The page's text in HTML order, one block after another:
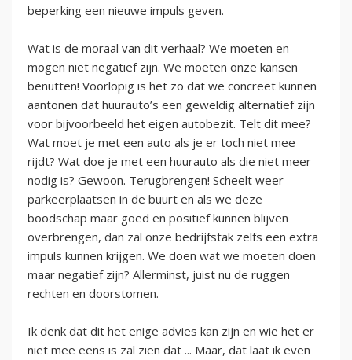
beperking een nieuwe impuls geven.
Wat is de moraal van dit verhaal? We moeten en
mogen niet negatief zijn. We moeten onze kansen
benutten! Voorlopig is het zo dat we concreet kunnen
aantonen dat huurauto’s een geweldig alternatief zijn
voor bijvoorbeeld het eigen autobezit. Telt dit mee?
Wat moet je met een auto als je er toch niet mee
rijdt? Wat doe je met een huurauto als die niet meer
nodig is? Gewoon. Terugbrengen! Scheelt weer
parkeerplaatsen in de buurt en als we deze
boodschap maar goed en positief kunnen blijven
overbrengen, dan zal onze bedrijfstak zelfs een extra
impuls kunnen krijgen. We doen wat we moeten doen
maar negatief zijn? Allerminst, juist nu de ruggen
rechten en doorstomen.
Ik denk dat dit het enige advies kan zijn en wie het er
niet mee eens is zal zien dat ... Maar, dat laat ik even